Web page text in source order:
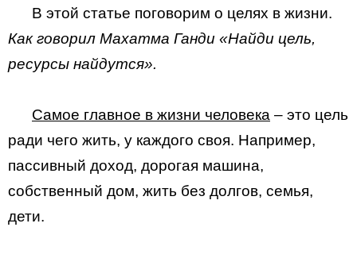
В этой статье поговорим о целях в жизни.
Как говорил Махатма Ганди «Найди цель,
ресурсы найдутся».
Самое главное в жизни человека – это цель
ради чего жить, у каждого своя. Например,
пассивный доход, дорогая машина,
собственный дом, жить без долгов, семья,
дети.